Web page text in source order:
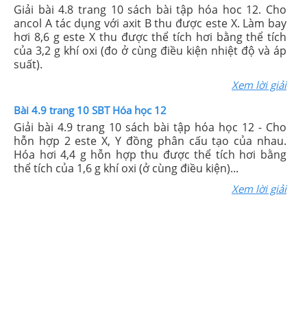
Giải bài 4.8 trang 10 sách bài tập hóa hoc 12. Cho
ancol A tác dụng với axit B thu được este X. Làm bay
hơi 8,6 g este X thu được thể tích hơi bằng thể tích
của 3,2 g khí oxi (đo ở cùng điều kiện nhiệt độ và áp
suất).
Xem lời giải
Bài 4.9 trang 10 SBT Hóa học 12
Giải bài 4.9 trang 10 sách bài tập hóa học 12 - Cho
hỗn hợp 2 este X, Y đồng phân cấu tạo của nhau.
Hóa hơi 4,4 g hỗn hợp thu được thể tích hơi bằng
thể tích của 1,6 g khí oxi (ở cùng điều kiện)...
Xem lời giải